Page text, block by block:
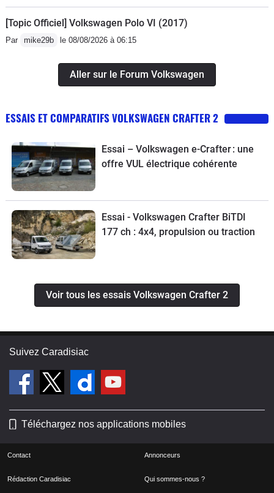
[Topic Officiel] Volkswagen Polo VI (2017)
Par mike29b le 08/08/2026 à 06:15
Aller sur le Forum Volkswagen
ESSAIS ET COMPARATIFS VOLKSWAGEN CRAFTER 2
Essai – Volkswagen e-Crafter : une
offre VUL électrique cohérente
Essai - Volkswagen Crafter BiTDI
177 ch : 4x4, propulsion ou traction
Voir tous les essais Volkswagen Crafter 2
Suivez Caradisiac
Téléchargez nos applications mobiles
Contact Annonceurs
Rédaction Caradisiac Qui sommes-nous ?